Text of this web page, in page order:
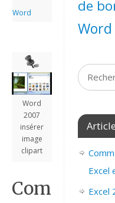
Word
Word
2007
insérer
image
clipart
Comment
de
Word
Excel
Excel